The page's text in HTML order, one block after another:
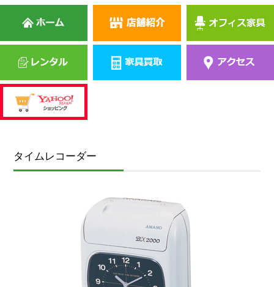
タイムレコーダー